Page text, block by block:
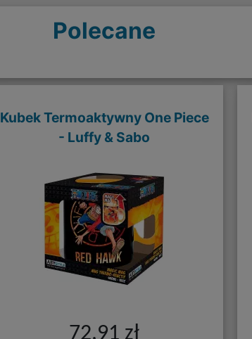
Polecane
Kubek Termoaktywny One Piece
- Luffy & Sabo
72,91 zł